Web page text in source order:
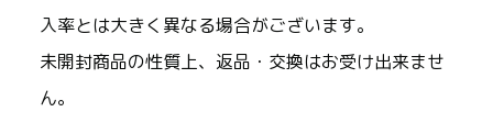
入率とは大きく異なる場合がございます。
未開封商品の性質上、返品・交換はお受け出来ませ
ん。